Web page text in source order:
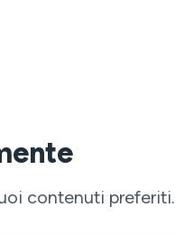
contenuti preferiti.